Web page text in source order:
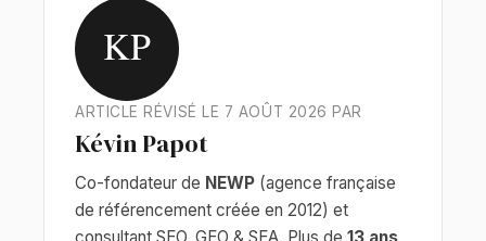
KP
ARTICLE RÉVISÉ LE 7 AOÛT 2026 PAR
Kévin Papot
Co-fondateur de NEWP (agence française
de référencement créée en 2012) et